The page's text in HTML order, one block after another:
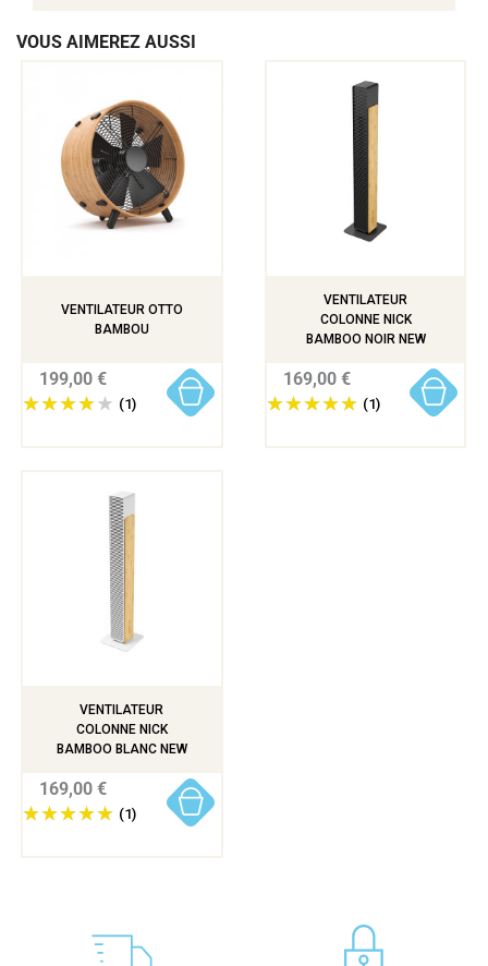
VOUS AIMEREZ AUSSI
VENTILATEUR OTTO
BAMBOU
(1)
199,00 €
VENTILATEUR
COLONNE NICK
BAMBOO NOIR NEW
(1)
169,00 €
VENTILATEUR
COLONNE NICK
BAMBOO BLANC NEW
(1)
169,00 €